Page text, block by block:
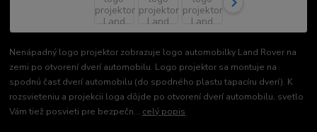
Nenápadný logo projektor zobrazuje logo automobilky Land Rover na
zemi po otvorení dverí automobilu. Logo projektor sa montuje na
spodnú časť dverí automobilu (do spodného plastu tapacíru dverí). K
rozsvieteniu a projekcii loga dôjde po otvorení dverí automobilu, svetlo
Vám tiež posvieti pre bezpečn... celý popis